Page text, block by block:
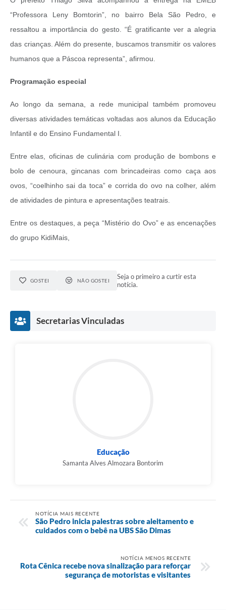
“Professora Leny Bomtorin”, no bairro Bela São Pedro, e
ressaltou a importância do gesto. “É gratificante ver a alegria
das crianças. Além do presente, buscamos transmitir os valores
humanos que a Páscoa representa”, afirmou.
Programação especial
Ao longo da semana, a rede municipal também promoveu
diversas atividades temáticas voltadas aos alunos da Educação
Infantil e do Ensino Fundamental I.
Entre elas, oficinas de culinária com produção de bombons e
bolo de cenoura, gincanas com brincadeiras como caça aos
ovos, “coelhinho sai da toca” e corrida do ovo na colher, além
de atividades de pintura e apresentações teatrais.
Entre os destaques, a peça “Mistério do Ovo” e as encenações
do grupo KidiMais,
GOSTEI NÃO GOSTEI
Seja o primeiro a curtir esta
notícia.
Secretarias Vinculadas
Educação
Samanta Alves Almozara Bontorim
NOTÍCIA MAIS RECENTE
São Pedro inicia palestras sobre aleitamento e
cuidados com o bebê na UBS São Dimas
NOTÍCIA MENOS RECENTE
Rota Cênica recebe nova sinalização para reforçar
segurança de motoristas e visitantes